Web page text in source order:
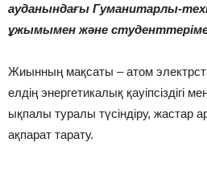
ауданындағы Гуманитарлы-
ұжымымен және
Жиынның мақсаты – атом
елдің энергетикалық қауіпсіздігі
ықпалы туралы түсіндіру, жастар
ақпарат тарату.